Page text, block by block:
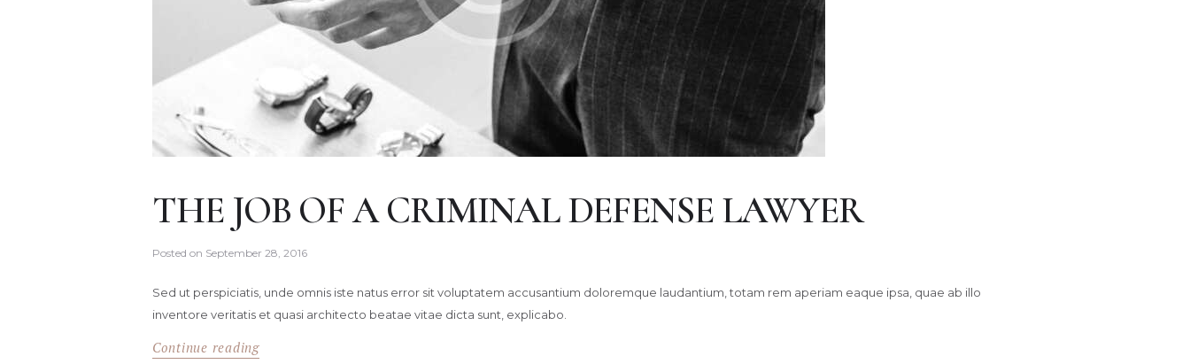
THE JOB OF A CRIMINAL DEFENSE LAWYER
Posted on September 28, 2016
Sed ut perspiciatis, unde omnis iste natus error sit voluptatem accusantium doloremque laudantium, totam rem aperiam eaque ipsa, quae ab illo
inventore veritatis et quasi architecto beatae vitae dicta sunt, explicabo.
Continue reading